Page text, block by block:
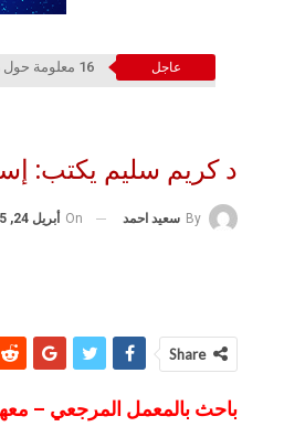
عاجل 16 معلومة حول زيارة وفد الهيئة العربية للإستثمار والإنماء الزراعي إلي السعودية
د كريم سليم يكتب:
By سعيد احمد On أبريل 24, 2025
Share
باحث بالمعمل المرجعي –